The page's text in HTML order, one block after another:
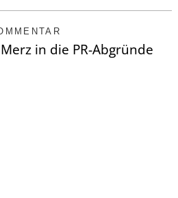
in die PR-Abgründe